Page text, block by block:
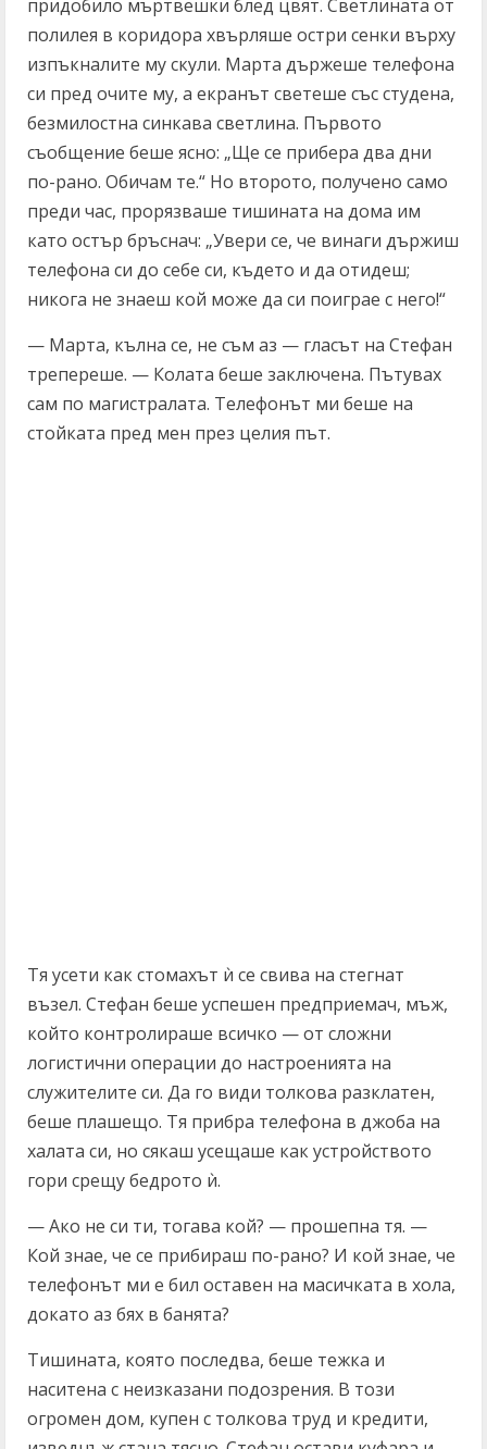
придобило мъртвешки блед цвят. Светлината от
полилея в коридора хвърляше остри сенки върху
изпъкналите му скули. Марта държеше телефона
си пред очите му, а екранът светеше със студена,
безмилостна синкава светлина. Първото
съобщение беше ясно: „Ще се прибера два дни
по-рано. Обичам те.“ Но второто, получено само
преди час, прорязваше тишината на дома им
като остър бръснач: „Увери се, че винаги държиш
телефона си до себе си, където и да отидеш;
никога не знаеш кой може да си поиграе с него!“
— Марта, кълна се, не съм аз — гласът на Стефан
трепереше. — Колата беше заключена. Пътувах
сам по магистралата. Телефонът ми беше на
стойката пред мен през целия път.
Тя усети как стомахът ѝ се свива на стегнат
възел. Стефан беше успешен предприемач, мъж,
който контролираше всичко — от сложни
логистични операции до настроенията на
служителите си. Да го види толкова разклатен,
беше плашещо. Тя прибра телефона в джоба на
халата си, но сякаш усещаше как устройството
гори срещу бедрото ѝ.
— Ако не си ти, тогава кой? — прошепна тя. —
Кой знае, че се прибираш по-рано? И кой знае, че
телефонът ми е бил оставен на масичката в хола,
докато аз бях в банята?
Тишината, която последва, беше тежка и
наситена с неизказани подозрения. В този
огромен дом, купен с толкова труд и кредити,